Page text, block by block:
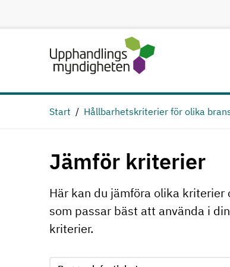
Start Hållbarhetskriterier för olika
Jämför kriterier
Här kan du jämföra olika
som passar bäst att använda i
kriterier.
Jämför kriterie 1, formuläret skickas in
Välj område för kriterie 1